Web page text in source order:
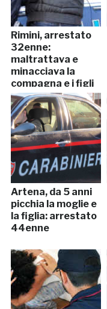
Rimini, arrestato
32enne:
maltrattava e
minacciava la
compagna e i figli
Artena, da 5 anni
picchia la moglie e
la figlia: arrestato
44enne